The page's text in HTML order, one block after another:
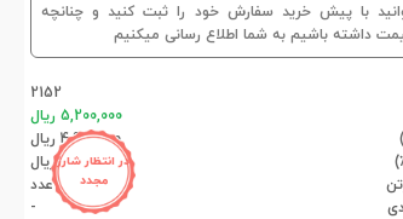
با پیش خرید سفارش خود را ثبت کنید و چنانچه
داشته باشیم به شما اطلاع رسانی میکنیم
در انتظار شارژ
مجدد
2152
5,200,000 ریال
4,940,000 ریال
4,680,000 ریال
20عدد
-